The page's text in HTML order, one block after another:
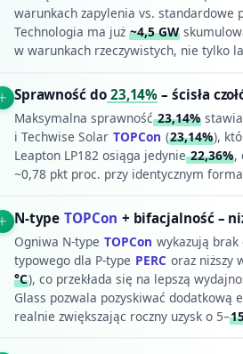
warunkach zapylenia vs. standardowe
Technologia ma już ~4,5 GW
w warunkach rzeczywistych, nie tylko
Sprawność do23,14% – ścisła
Maksymalna sprawność23,14%stawia
i Techwise Solar TOPCon (23,14%),
Leapton LP182 osiąga jedynie22,36%,
~0,78 pkt proc. przy identycznym
N-type TOPCon + bifacjalność –
Ogniwa N-type TOPCon wykazują
typowego dla P-type PERC oraz niższy
°C), co przekłada się na lepszą
Glass pozwala pozyskiwać
realnie zwiększając roczny uzysk o 5–